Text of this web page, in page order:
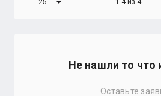
25 1-4 из 4
Не нашли то что
Оставьте